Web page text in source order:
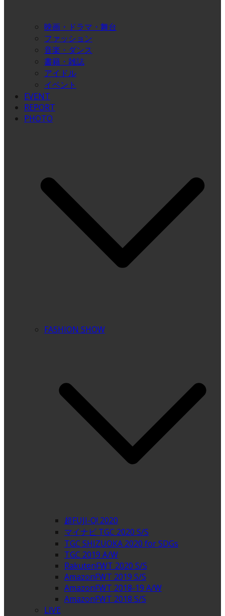
映画・ドラマ・舞台
ファッション
音楽・ダンス
書籍・雑誌
アイドル
イベント
EVENT
REPORT
PHOTO
FASHION SHOW
超FUJI-Q! 2020
マイナビ TGC 2020 S/S
TGC SHIZUOKA 2020 for SDGs
TGC 2019 A/W
RakutenFWT 2020 S/S
AmazonFWT 2019 S/S
AmazonFWT 2018-19 A/W
AmazonFWT 2018 S/S
LIVE